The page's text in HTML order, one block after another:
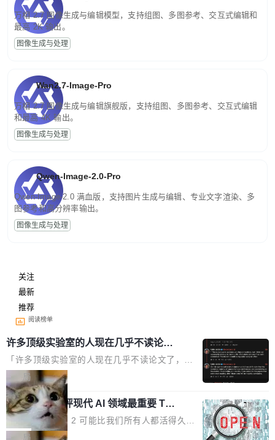
万相 2.7 图像生成与编辑模型，支持组图、多图参考、交互式编辑和
最高 2K 输出。
图像生成与处理
Wan2.7-Image-Pro
万相 2.7 图像生成与编辑旗舰版，支持组图、多图参考、交互式编辑
和最高 4K 输出。
图像生成与处理
Qwen-Image-2.0-Pro
Qwen-Image-2.0 满血版，支持图片生成与编辑、专业文字渲染、多
图参考和高分辨率输出。
图像生成与处理
关注
最新
推荐
阅读榜单
许多顶级实验室的人现在几乎不读论文
了
「许多顶级实验室的人现在几乎不读论文了，而
且他们认为 ICLR/ICML/NeurIPS 充斥着大量过
度宣传和欺诈。」 OpenAI 研究员 Keller Jorda
n 这条推文引发了广泛讨论。他不是在说风凉
话，他是说出了一个圈内人尽皆知但很少公开捅
破的事实。 Jordan 随后补充了一句软化声明：
局
xAI 前工程师评现代 AI 领域最重要 Top
3 开源项目
Flash Attention 2 可能比我们所有人都活得久。
这句话不是来自某个技术博客，而是出自 Hieu
局